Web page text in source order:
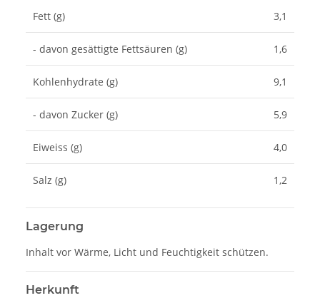
Fett (g) 3,1
- davon gesättigte Fettsäuren (g) 1,6
Kohlenhydrate (g) 9,1
- davon Zucker (g) 5,9
Eiweiss (g) 4,0
Salz (g) 1,2
Lagerung
Inhalt vor Wärme, Licht und Feuchtigkeit schützen.
Herkunft